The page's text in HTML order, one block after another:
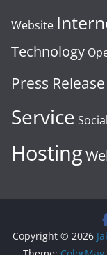
Website
Technology
Press Release
Service
Hosting
Copyright © 2026